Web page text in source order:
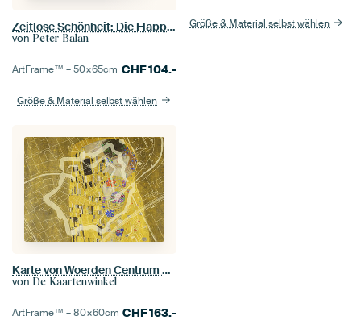
Zeitlose Schönheit: Die Flapper der Goldenen Zwanziger
von Peter Balan
ArtFrame™ –50×65cm CHF104.-
Größe & Material selbst wählen
Größe & Material selbst wählen
Karte von Woerden Centrum dem Kuss von Gustav Klimt
von De Kaartenwinkel
ArtFrame™ –80×60cm CHF163.-